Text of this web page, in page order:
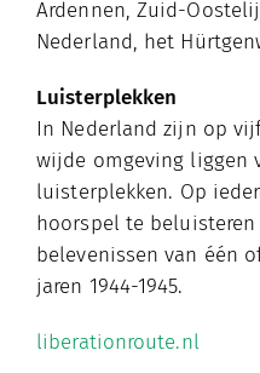
Ardennen, Zuid-
Nederland, het
Luisterplekken
In Nederland zijn op
wijde omgeving liggen
luisterplekken. Op
hoorspel te
belevenissen van één
jaren 1944-1945.
liberationroute.nl